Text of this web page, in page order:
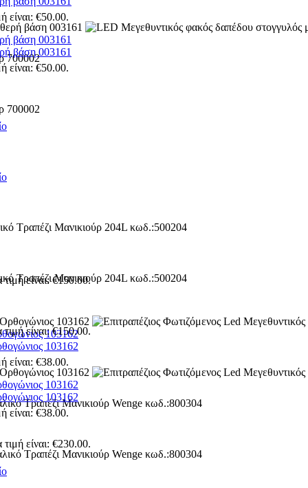
είναι: €50.00.
είναι: €150.00.
103162
103162
είναι: €38.00.
είναι: €230.00.
βάση 003161
βάση 003161
είναι: €50.00.
είναι: €150.00.
103162
103162
είναι: €38.00.